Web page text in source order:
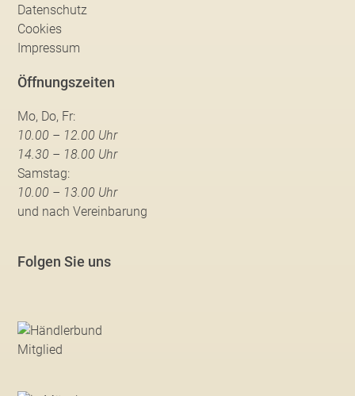
Datenschutz
Cookies
Impressum
Öffnungszeiten
Mo, Do, Fr:
10.00 – 12.00 Uhr
14.30 – 18.00 Uhr
Samstag:
10.00 – 13.00 Uhr
und nach Vereinbarung
Folgen Sie uns